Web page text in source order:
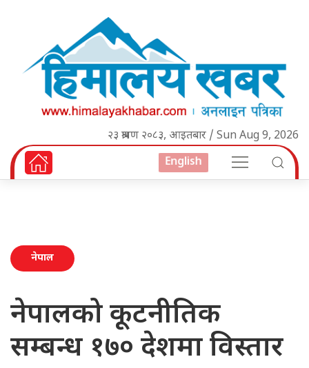
२३ श्रावण २०८३, आइतबार / Sun Aug 9, 2026
English
नेपाल
नेपालको कूटनीतिक
सम्बन्ध १७० देशमा विस्तार